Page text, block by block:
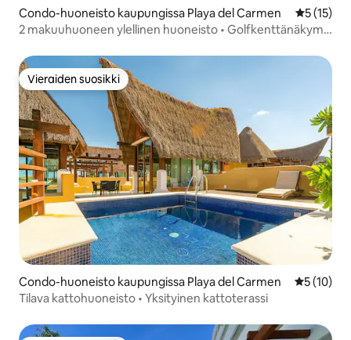
Condo-huoneisto kaupungissa Playa del Carmen
5 (15)
2 makuuhuoneen ylellinen huoneisto • Golfkenttänäkymä
Vieraiden suosikki
Vieraiden suosikki
Condo-huoneisto kaupungissa Playa del Carmen
5 (10)
Tilava kattohuoneisto • Yksityinen kattoterassi